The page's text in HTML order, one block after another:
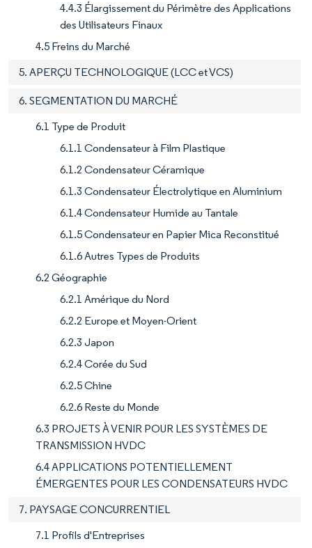
4.4.3 Élargissement du Périmètre des Applications
des Utilisateurs Finaux
4.5 Freins du Marché
5. APERÇU TECHNOLOGIQUE (LCC et VCS)
6. SEGMENTATION DU MARCHÉ
6.1 Type de Produit
6.1.1 Condensateur à Film Plastique
6.1.2 Condensateur Céramique
6.1.3 Condensateur Électrolytique en Aluminium
6.1.4 Condensateur Humide au Tantale
6.1.5 Condensateur en Papier Mica Reconstitué
6.1.6 Autres Types de Produits
6.2 Géographie
6.2.1 Amérique du Nord
6.2.2 Europe et Moyen-Orient
6.2.3 Japon
6.2.4 Corée du Sud
6.2.5 Chine
6.2.6 Reste du Monde
6.3 PROJETS À VENIR POUR LES SYSTÈMES DE
TRANSMISSION HVDC
6.4 APPLICATIONS POTENTIELLEMENT
ÉMERGENTES POUR LES CONDENSATEURS HVDC
7. PAYSAGE CONCURRENTIEL
7.1 Profils d'Entreprises